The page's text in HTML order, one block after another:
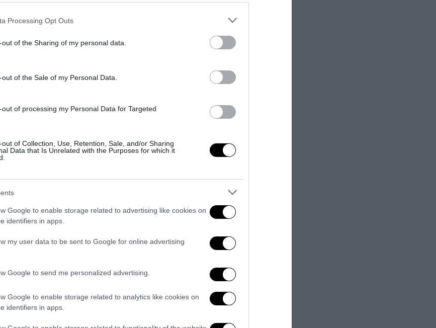
Processing Opt Outs
of the Sharing of my personal data.
of the Sale of my Personal Data.
of processing my Personal Data for Targeted
of Collection, Use, Retention, Sale, and/or Sharing
Data that Is Unrelated with the Purposes for which it
Google to enable storage related to advertising like cookies on
identifiers in apps.
my user data to be sent to Google for online advertising
Google to send me personalized advertising.
Google to enable storage related to analytics like cookies on
identifiers in apps.
suultimejuve.it
CUCCHI